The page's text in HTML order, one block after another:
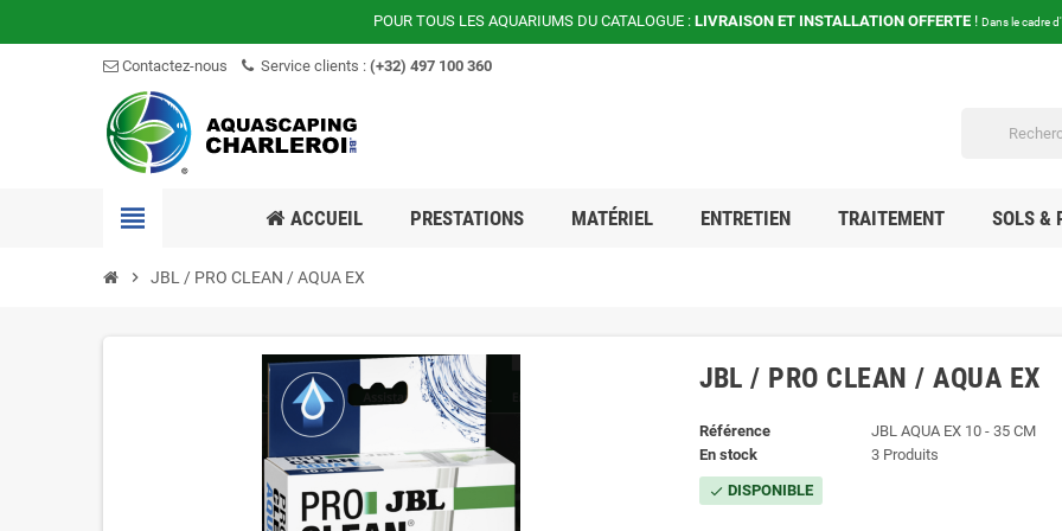
POUR TOUS LES AQUARIUMS DU CATALOGUE : LIVRAISON ET INSTALLATION OFFERTE ! Dans le cadre
Contactez-nous Service clients : (+32) 497 100 360
view_headline ACCUEIL PRESTATIONS MATÉRIEL ENTRETIEN TRAITEMENT SOLS &
chevron_right JBL / PRO CLEAN / AQUA EX
JBL / PRO CLEAN / AQUA EX
Référence
JBL AQUA EX 10 - 35 CM
En stock
3 Produits
check DISPONIBLE